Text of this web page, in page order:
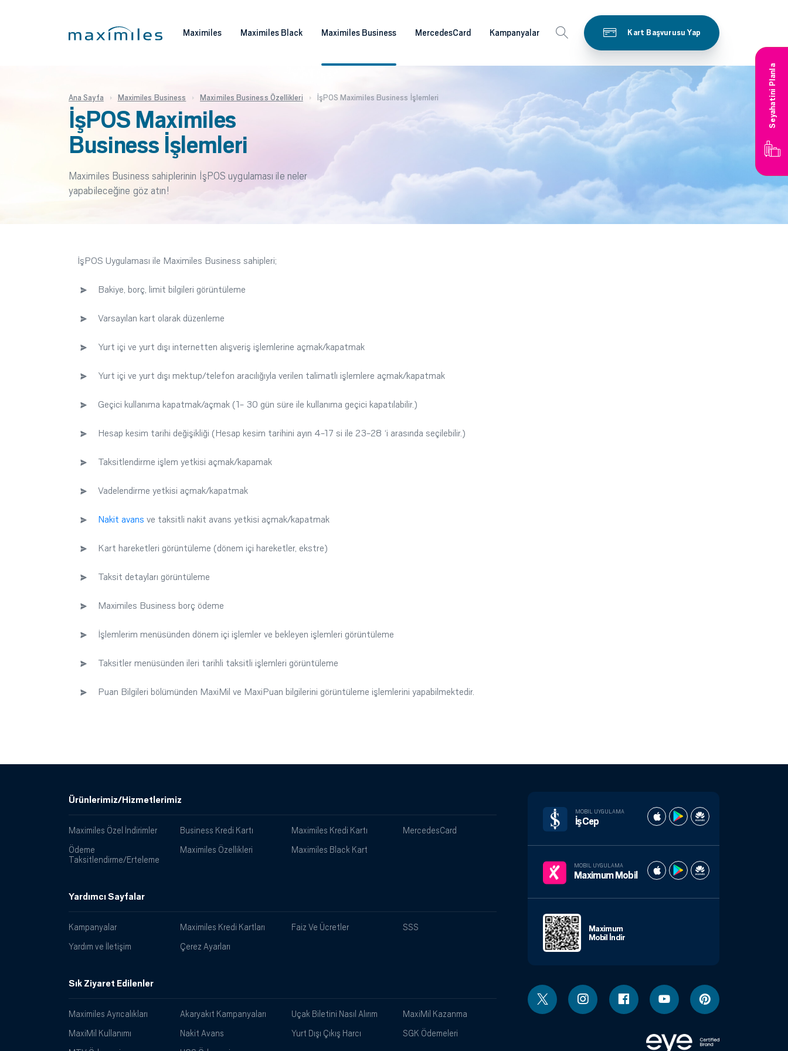
Maximiles Maximiles Black Maximiles Business MercedesCard Kampanyalar Kart Başvurusu Yap
Seyahatini Planla
Ana Sayfa Maximiles Business Maximiles Business Özellikleri İşPOS Maximiles Business İşlemleri
İşPOS Maximiles
Business İşlemleri
Maximiles Business sahiplerinin İşPOS uygulaması ile neler
yapabileceğine göz atın!
İşPOS Uygulaması ile Maximiles Business sahipleri;
Bakiye, borç, limit bilgileri görüntüleme
Varsayılan kart olarak düzenleme
Yurt içi ve yurt dışı internetten alışveriş işlemlerine açmak/kapatmak
Yurt içi ve yurt dışı mektup/telefon aracılığıyla verilen talimatlı işlemlere açmak/kapatmak
Geçici kullanıma kapatmak/açmak (1- 30 gün süre ile kullanıma geçici kapatılabilir.)
Hesap kesim tarihi değişikliği (Hesap kesim tarihini ayın 4-17 si ile 23-28 ‘i arasında seçilebilir.)
Taksitlendirme işlem yetkisi açmak/kapamak
Vadelendirme yetkisi açmak/kapatmak
Nakit avans ve taksitli nakit avans yetkisi açmak/kapatmak
Kart hareketleri görüntüleme (dönem içi hareketler, ekstre)
Taksit detayları görüntüleme
Maximiles Business borç ödeme
İşlemlerim menüsünden dönem içi işlemler ve bekleyen işlemleri görüntüleme
Taksitler menüsünden ileri tarihli taksitli işlemleri görüntüleme
Puan Bilgileri bölümünden MaxiMil ve MaxiPuan bilgilerini görüntüleme işlemlerini yapabilmektedir.
Ürünlerimiz/Hizmetlerimiz
Maximiles Özel İndirimler Business Kredi Kartı Maximiles Kredi Kartı
MercedesCard
Ödeme
Taksitlendirme/Erteleme
Maximiles Özellikleri Maximiles Black Kart
Yardımcı Sayfalar
Kampanyalar Maximiles Kredi Kartları Faiz Ve Ücretler
SSS
Yardım ve İletişim
Çerez Ayarları
Sık Ziyaret Edilenler
Maximiles Ayrıcalıkları Akaryakıt Kampanyaları Uçak Biletini Nasıl Alırım
MaxiMil Kazanma
MaxiMil Kullanımı
Nakit Avans Yurt Dışı Çıkış Harcı
SGK Ödemeleri
MOBIL UYGULAMA
İşCep
MOBIL UYGULAMA
Maximum Mobil
Maximum
Mobil İndir